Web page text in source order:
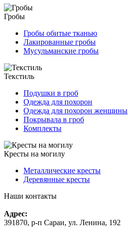
Гробы
Гробы обитые тканью
Лакированные гробы
Мусульманские гробы
Текстиль
Подушки в гроб
Одежда для похорон
Одежда для похорон женщины
Покрывала в гроб
Комплекты
Кресты на могилу
Металлические кресты
Деревянные кресты
Наши контакты
Адрес:
391870, р-п Сараи, ул. Ленина, 192